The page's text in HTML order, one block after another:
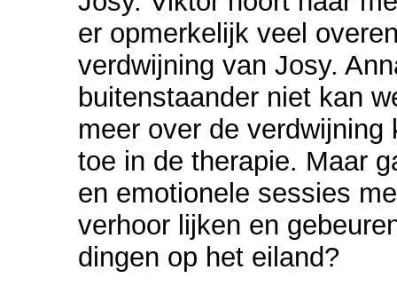
er opmerkelijk veel
verdwijning van Josy.
buitenstaander niet kan
meer over de
toe in de therapie. Maar
en emotionele sessies
verhoor lijken en
dingen op het eiland?